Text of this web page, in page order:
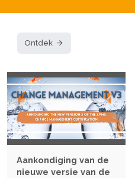
Ontdek
Aankondiging van de
nieuwe versie van de